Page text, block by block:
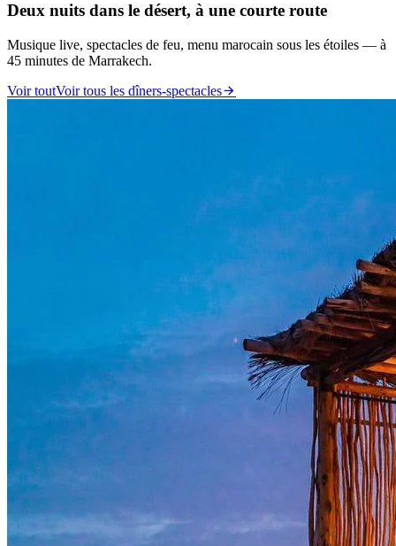
Deux nuits dans le désert, à une courte route
Musique live, spectacles de feu, menu marocain sous les étoiles — à
45 minutes de Marrakech.
Voir toutVoir tous les dîners-spectacles